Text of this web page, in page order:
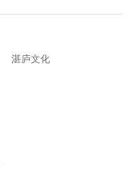
湛庐文化